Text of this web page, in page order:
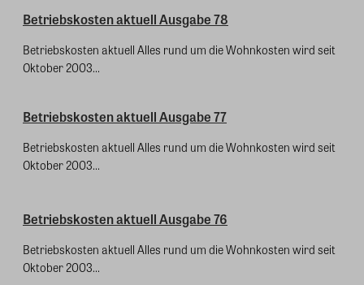
Betriebskosten aktuell Ausgabe 78
Betriebskosten aktuell Alles rund um die Wohnkosten wird seit
Oktober 2003...
Betriebskosten aktuell Ausgabe 77
Betriebskosten aktuell Alles rund um die Wohnkosten wird seit
Oktober 2003...
Betriebskosten aktuell Ausgabe 76
Betriebskosten aktuell Alles rund um die Wohnkosten wird seit
Oktober 2003...